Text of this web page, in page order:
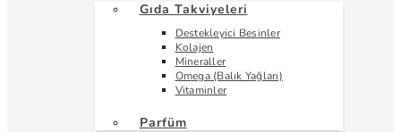
Gıda Takviyeleri
Destekleyici Besinler
Kolajen
Mineraller
Omega (Balık Yağları)
Vitaminler
Parfüm